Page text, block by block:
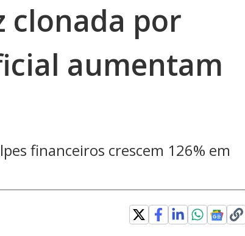
clonada por
aumentam
financeiros crescem 126% em